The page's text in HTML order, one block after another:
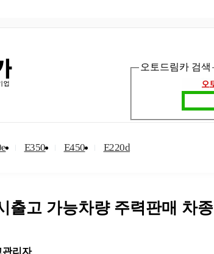
오토드림카 검색
E350 E450 E220d
출고 가능차량 주력판매 차종
관리자